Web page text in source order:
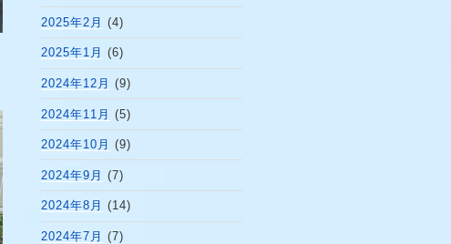
2025年2月 (4)
2025年1月 (6)
2024年12月 (9)
2024年11月 (5)
2024年10月 (9)
2024年9月 (7)
2024年8月 (14)
2024年7月 (7)